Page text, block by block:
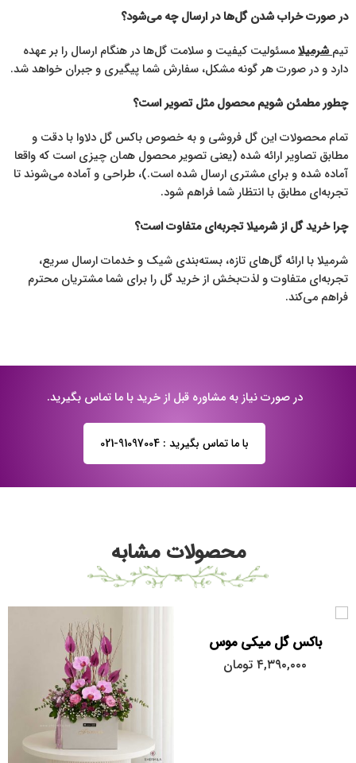
در صورت خراب شدن گل‌ها در ارسال چه می‌شود؟
تیمشرمیلامسئولیت کیفیت و سلامت گل‌ها در هنگام ارسال را بر عهده
دارد و در صورت هر گونه مشکل، سفارش شما پیگیری و جبران خواهد شد.
چطور مطمئن شویم محصول مثل تصویر است؟
تمام محصولات این گل فروشی و به خصوص باکس گل دلاوا با دقت و
مطابق تصاویر ارائه شده (یعنی تصویر محصول همان چیزی است که واقعا
آماده شده و برای مشتری ارسال شده است.)، طراحی و آماده می‌شوند تا
تجربه‌ای مطابق با انتظار شما فراهم شود.
چرا خرید گل از شرمیلا تجربه‌ای متفاوت است؟
شرمیلا با ارائه گل‌های تازه، بسته‌بندی شیک و خدمات ارسال سریع،
تجربه‌ای متفاوت و لذت‌بخش از خرید گل را برای شما مشتریان محترم
فراهم می‌کند.
در صورت نیاز به مشاوره قبل از خرید با ما تماس بگیرید.
با ما تماس بگیرید : 91097004-021
محصولات مشابه
باکس گل میکی موس
۴,۳۹۰,۰۰۰ تومان